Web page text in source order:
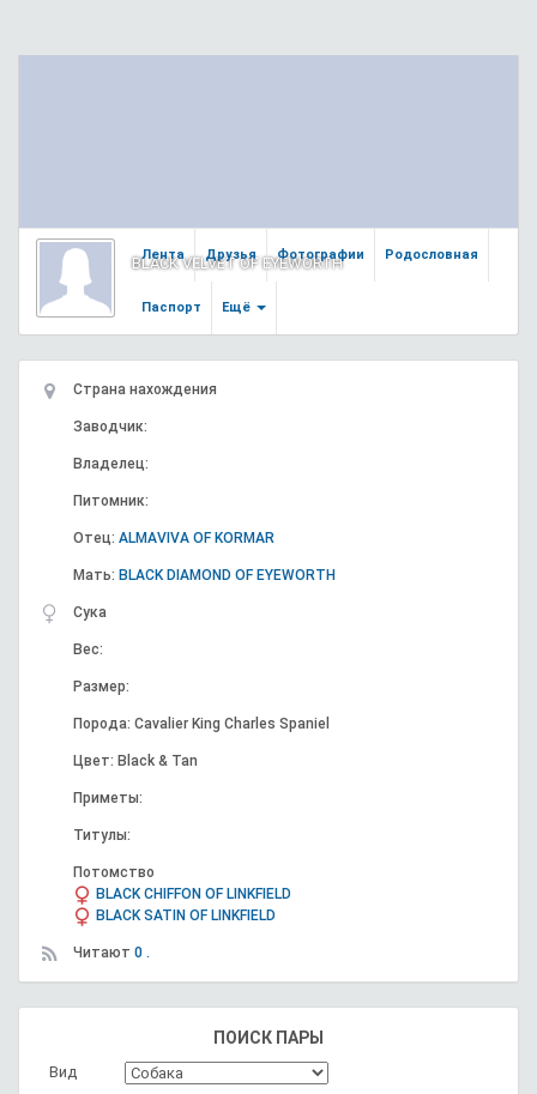
BLACK VELVET OF EYEWORTH
Лента Друзья Фотографии Родословная
Паспорт Ещё
Страна нахождения
Заводчик:
Владелец:
Питомник:
Отец: ALMAVIVA OF KORMAR
Мать: BLACK DIAMOND OF EYEWORTH
Сука
Вес:
Размер:
Порода: Cavalier King Charles Spaniel
Цвет: Black & Tan
Приметы:
Титулы:
Потомство
BLACK CHIFFON OF LINKFIELD
BLACK SATIN OF LINKFIELD
Читают 0 .
ПОИСК ПАРЫ
Вид